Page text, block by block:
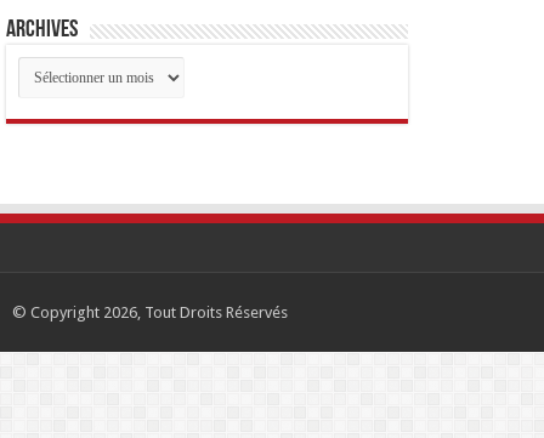
Archives
Archives
© Copyright 2026, Tout Droits Réservés